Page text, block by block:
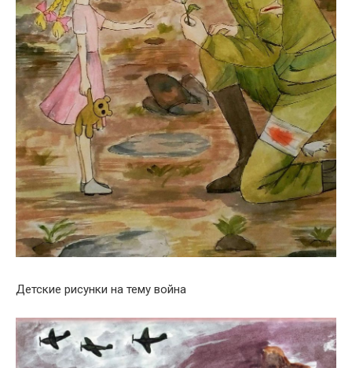
Детские рисунки на тему война